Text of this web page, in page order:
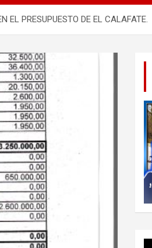
EL PRESUPUESTO DE EL CALAFATE.